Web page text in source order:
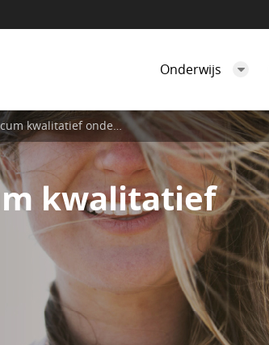
Onderwijs
kwalitatief onderzoek
kwalitatief